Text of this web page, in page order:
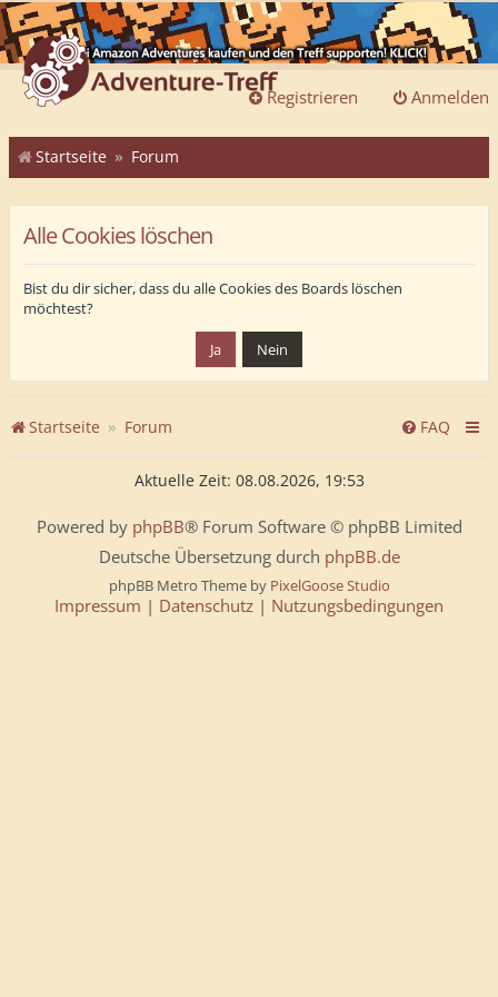
Anmelden
Registrieren
Startseite Forum
Alle Cookies löschen
Bist du dir sicher, dass du alle Cookies des Boards löschen
möchtest?
Startseite Forum FAQ
Aktuelle Zeit: 08.08.2026, 19:53
Powered by phpBB® Forum Software © phpBB Limited
Deutsche Übersetzung durch phpBB.de
phpBB Metro Theme by PixelGoose Studio
Impressum | Datenschutz | Nutzungsbedingungen